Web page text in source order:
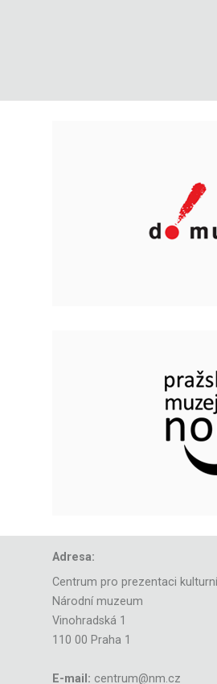
Adresa:
Centrum pro prezentaci
Národní muzeum
Vinohradská 1
110 00 Praha 1
E-mail: centrum@nm.cz